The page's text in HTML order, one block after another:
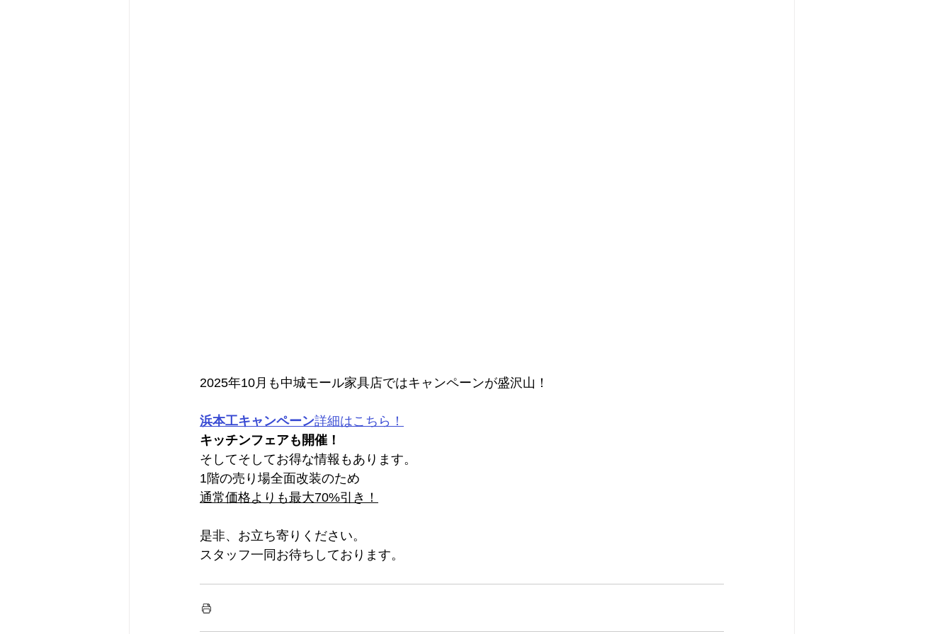
2025年10月も中城モール家具店ではキャンペーンが盛沢山！
浜本工キャンペーン詳細はこちら！
キッチンフェアも開催！
そしてそしてお得な情報もあります。
1階の売り場全面改装のため
通常価格よりも最大70%引き！
是非、お立ち寄りください。
スタッフ一同お待ちしております。